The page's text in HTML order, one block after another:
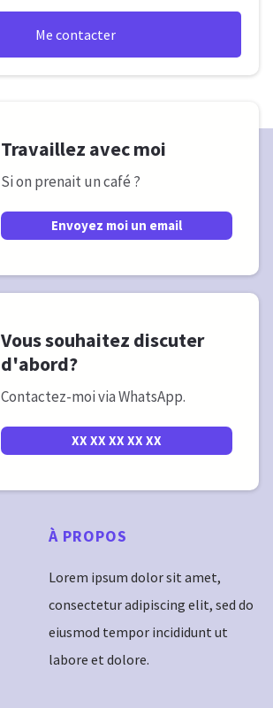
Me contacter
Travaillez avec moi
Si on prenait un café ?
Envoyez moi un email
Vous souhaitez discuter
d'abord?
Contactez-moi via WhatsApp.
XX XX XX XX XX
ÀPROPOS
Lorem ipsum dolor sit amet,
consectetur adipiscing elit, sed do
eiusmod tempor incididunt ut
labore et dolore.